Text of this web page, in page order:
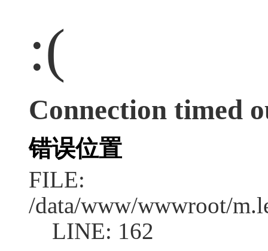
:(
Connection timed
错误位置
FILE:
/data/www/wwwroot/
LINE: 162